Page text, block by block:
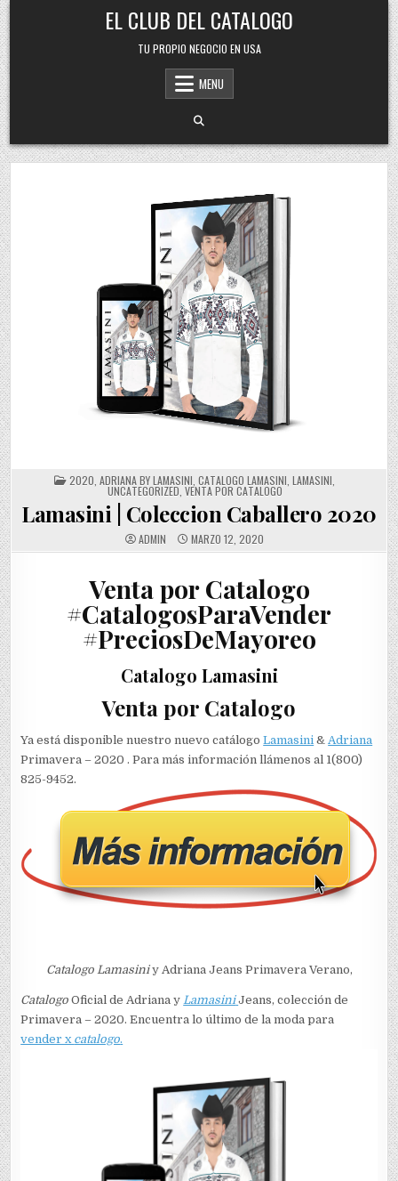
Skip
to
content
EL CLUB DEL CATALOGO
TU PROPIO NEGOCIO EN USA
MENU
POSTED
IN
2020 ADRIANA BY LAMASINI CATALOGO LAMASINI LAMASINI
UNCATEGORIZED VENTA POR CATALOGO
Lamasini | Coleccion Caballero 2020
ADMIN MARZO 12, 2020
Venta por Catalogo
#CatalogosParaVender
#PreciosDeMayoreo
Catalogo Lamasini
Venta por Catalogo
Ya está disponible nuestro nuevo catálogoLamasini &Adriana
Primavera – 2020 . Para más información llámenos al 1(800)
825-9452.
Catalogo Lamasiniy Adriana Jeans Primavera Verano,
Catalogo Oficial de Adriana yLamasini Jeans, colección de
Primavera – 2020. Encuentra lo último de la moda para
vender x catalogo.